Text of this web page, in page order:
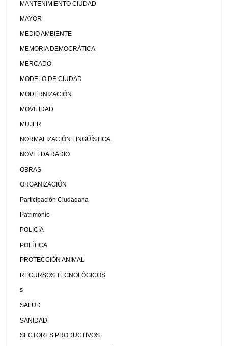
MANTENIMIENTO CIUDAD
MAYOR
MEDIO AMBIENTE
MEMORIA DEMOCRÁTICA
MERCADO
MODELO DE CIUDAD
MODERNIZACIÓN
MOVILIDAD
MUJER
NORMALIZACIÓN LINGÜÍSTICA
NOVELDA RADIO
OBRAS
ORGANIZACIÓN
Participación Ciudadana
Patrimonio
POLICÍA
POLÍTICA
PROTECCIÓN ANIMAL
RECURSOS TECNOLÓGICOS
s
SALUD
SANIDAD
SECTORES PRODUCTIVOS